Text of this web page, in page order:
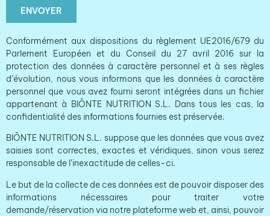
ENVOYER
Conformément aux dispositions du règlement UE2016/679 du
Parlement Européen et du Conseil du 27 avril 2016 sur la
protection des données à caractère personnel et à ses règles
d’évolution, nous vous informons que les données à caractère
personnel que vous avez fourni seront intégrées dans un fichier
appartenant à BIŌNTE NUTRITION S.L. Dans tous les cas, la
confidentialité des informations fournies est préservée.
BIŌNTE NUTRITION S.L. suppose que les données que vous avez
saisies sont correctes, exactes et véridiques, sinon vous serez
responsable de l’inexactitude de celles-ci.
Le but de la collecte de ces données est de pouvoir disposer des
informations nécessaires pour traiter votre
demande/réservation via notre plateforme web et, ainsi, pouvoir